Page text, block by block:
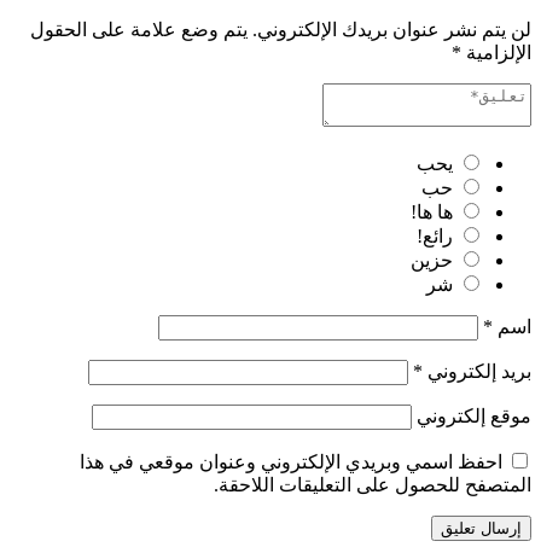
لن يتم نشر عنوان بريدك الإلكتروني. يتم وضع علامة على الحقول
الإلزامية *
يحب
حب
ها ها!
رائع!
حزين
شر
اسم *
بريد إلكتروني *
موقع إلكتروني
احفظ اسمي وبريدي الإلكتروني وعنوان موقعي في هذا
المتصفح للحصول على التعليقات اللاحقة.